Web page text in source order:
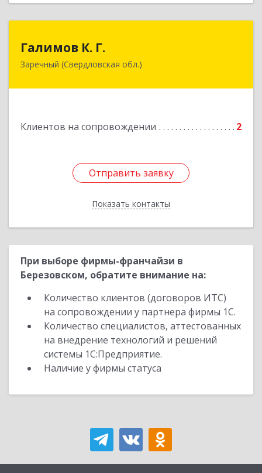
Галимов К. Г.
Заречный (Свердловская обл.)
Клиентов на сопровождении 2
Отправить заявку
Показать контакты
Свердловская обл, г. Заречный, ул. Кузнецова,
Отправить заявку
Назад
При выборе фирмы-франчайзи в
Березовском, обратите внимание на:
Количество клиентов (договоров ИТС)
на сопровождении у партнера фирмы 1С.
Количество специалистов, аттестованных
на внедрение технологий и решений
системы 1С:Предприятие.
Наличие у фирмы статуса